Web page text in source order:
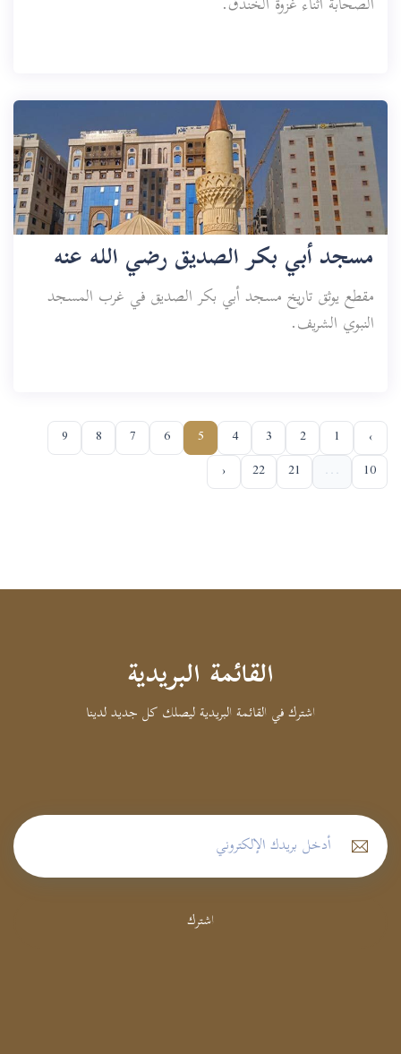
الصحابة أثناء غزوة الخندق.
مسجد أبي بكر الصديق رضي الله عنه
مقطع يوثق تاريخ مسجد أبي بكر الصديق في غرب المسجد
النبوي الشريف.
‹
1
2
3
4
5
6
7
8
9
10
...
21
22
›
القائمة البريدية
اشترك في القائمة البريدية ليصلك كل جديد لدينا
اشترك